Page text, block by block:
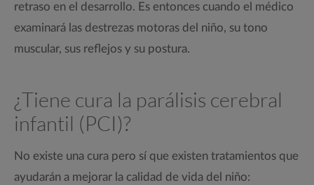
retraso en el desarrollo. Es entonces cuando el médico
examinará las destrezas motoras del niño, su tono
muscular, sus reflejos y su postura.
¿Tiene cura la parálisis cerebral
infantil (PCI)?
No existe una cura pero sí que existen tratamientos que
ayudarán a mejorar la calidad de vida del niño: